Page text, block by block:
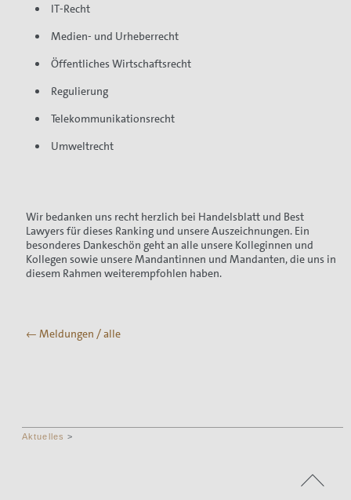
IT-Recht
Medien- und Urheberrecht
Öffentliches Wirtschaftsrecht
Regulierung
Telekommunikationsrecht
Umweltrecht
Wir bedanken uns recht herzlich bei Handelsblatt und Best
Lawyers für dieses Ranking und unsere Auszeichnungen. Ein
besonderes Dankeschön geht an alle unsere Kolleginnen und
Kollegen sowie unsere Mandantinnen und Mandanten, die uns in
diesem Rahmen weiterempfohlen haben.
← Meldungen / alle
Aktuelles >